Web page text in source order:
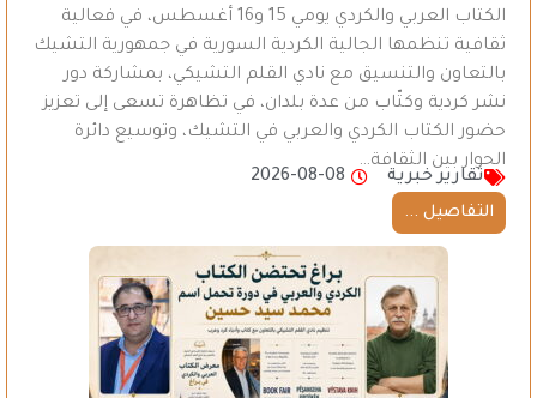
الكتاب العربي والكردي يومي 15 و16 أغسطس، في فعالية
ثقافية تنظمها الجالية الكردية السورية في جمهورية التشيك
بالتعاون والتنسيق مع نادي القلم التشيكي، بمشاركة دور
نشر كردية وكتّاب من عدة بلدان، في تظاهرة تسعى إلى تعزيز
حضور الكتاب الكردي والعربي في التشيك، وتوسيع دائرة
الحوار بين الثقافة…
تقارير خبرية
2026-08-08
التفاصيل ...